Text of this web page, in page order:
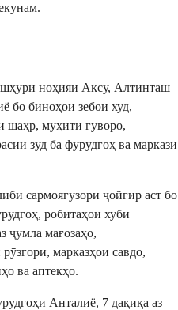
ноҳияи Аксу, Алтинташ
бо биноҳои зебои худ,
шаҳр, муҳити гуворо,
зуд ба фурудгоҳ ва маркази
сармоягузорӣ ҷойгир аст бо
робитаҳои хуби
ҷумла мағозаҳо,
марказҳои савдо,
ва аптекҳо.
Анталиё, 7 дақиқа аз